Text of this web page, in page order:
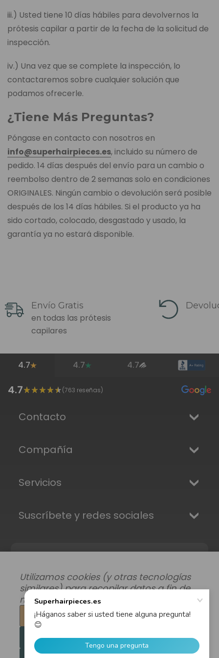
iii.) Usted tiene 10 días hábiles para devolvernos la
prótesis capilar a partir de la fecha de la solicitud de
inspección.
iv.) Una vez que se complete la inspección, lo
contactaremos sobre cualquier solución que
podamos ofrecerle.
¿Tiene Más Preguntas?
Póngase en contacto con nosotros en
info@superhairpieces.es, incluido su número de
pedido. 14 días después del envío para un cambio o
reembolso dentro de 2 semanas solo en condiciones
ORIGINALES. Ningún cambio o devolución será posible
después de los 14 días hábiles. Si el producto ya ha
sido cortado, colocado, desgastado y usado, la
garantía ya no estará disponible.
Envío Gratis
en todas las prótesis
capilares
4.7 4.7 4.7
4.7 (763 reseñas)
Contacto
Compañía
Servicios
Suscríbete y redes sociales
Envíos, Devoluciones y Garantía | Privacidad |
Términos y condiciones
Utilizamos cookies (y otras tecnologías
similares) para recopilar datos a fin de
mejorar su experiencia de compra.
Configuración
Rechazar todo